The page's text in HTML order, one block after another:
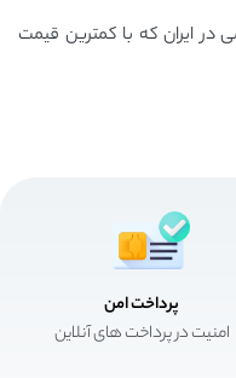
در ایران که با کمترین قیمت
پرداخت امن
امنیت در پرداخت های آنلاین